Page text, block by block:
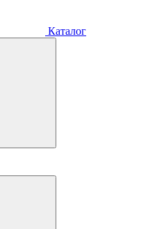
Каталог